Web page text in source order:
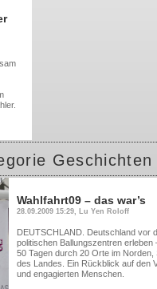
Geschichten
Wahlfahrt09 – das war’s
28.09.2009 15:29, Lu Yen Roloff
DEUTSCHLAND. Deutschland vor
politischen Ballungszentren erleben
50 Tagen durch 20 Orte im
des Landes. Ein Rückblick auf den
und engagierten Menschen.